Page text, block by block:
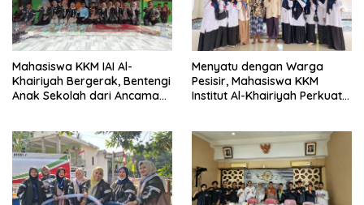
Mahasiswa KKM IAI Al-
Khairiyah Bergerak, Bentengi
Anak Sekolah dari Ancaman
Menyatu dengan Warga
Pesisir, Mahasiswa KKM
Institut Al-Khairiyah Perkuat